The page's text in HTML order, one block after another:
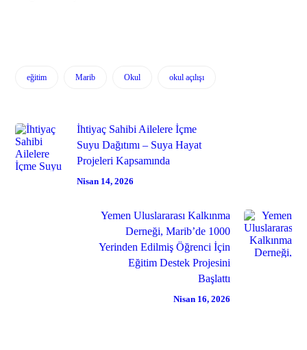
eğitim Marib Okul okul açılışı
İhtiyaç Sahibi Ailelere İçme
Suyu Dağıtımı – Suya Hayat
Projeleri Kapsamında
Nisan 14, 2026
Yemen Uluslararası Kalkınma
Derneği, Marib’de 1000
Yerinden Edilmiş Öğrenci İçin
Eğitim Destek Projesini
Başlattı
Nisan 16, 2026